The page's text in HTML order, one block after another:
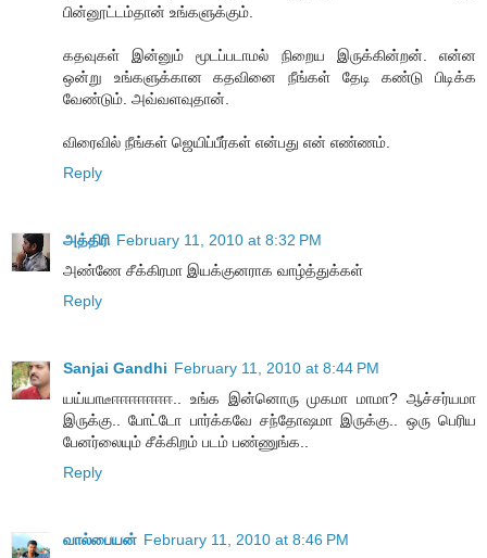
பின்னூட்டம்தான் உங்களுக்கும்.
கதவுகள் இன்னும் மூடப்படாமல் நிறைய இருக்கின்றன். என்ன
ஒன்று உங்களுக்கான கதவினை நீங்கள் தேடி கண்டு பிடிக்க
வேண்டும். அவ்வளவுதான்.
விரைவில் நீங்கள் ஜெயிப்பீர்கள் என்பது என் எண்ணம்.
Reply
அத்திரி February 11, 2010 at 8:32 PM
அண்ணே சீக்கிரமா இயக்குனராக வாழ்த்துக்கள்
Reply
Sanjai Gandhi February 11, 2010 at 8:44 PM
யய்யாடீஈஈஈஈஈஈஈ.. உங்க இன்னொரு முகமா மாமா? ஆச்சர்யமா
இருக்கு.. போட்டோ பார்க்கவே சந்தோஷமா இருக்கு.. ஒரு பெரிய
பேனர்லையும் சீக்கிறம் படம் பண்ணுங்க..
Reply
வால்பையன் February 11, 2010 at 8:46 PM